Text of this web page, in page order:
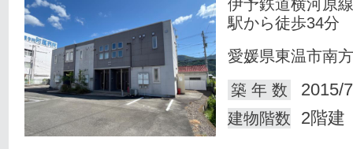
伊予鉄道横河原
駅から徒歩34分
愛媛県東温市南方
築 年 数
2015/
建物階数 2階建